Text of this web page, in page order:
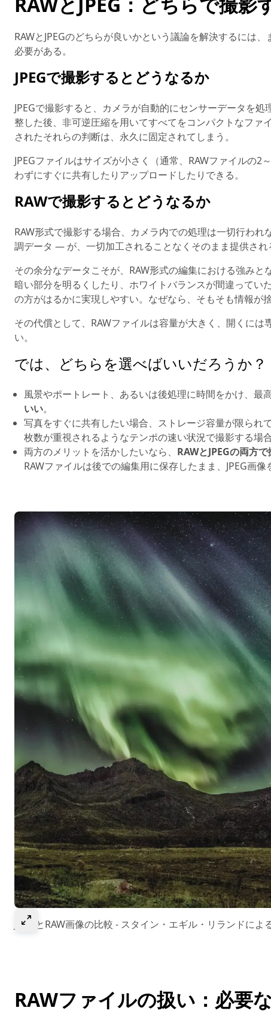
RAWとJPEGのどちらが良いかという議論を解決するには
必要がある。
JPEGで撮影するとどうなるか
JPEGで撮影すると、カメラが自動的にセンサーデータを
整した後、非可逆圧縮を用いてすべてをコンパクトなフ
されたそれらの判断は、永久に固定されてしまう。
JPEGファイルはサイズが小さく（通常、RAWファイルの
わずにすぐに共有したりアップロードしたりできる。
RAWで撮影するとどうなるか
RAW形式で撮影する場合、カメラ内での処理は一切行わ
調データ — が、一切加工されることなくそのまま提供され
その余分なデータこそが、RAW形式の編集における強み
暗い部分を明るくしたり、ホワイトバランスが間違ってい
の方がはるかに実現しやすい。なぜなら、そもそも情報が
その代償として、RAWファイルは容量が大きく、開くに
い。
では、どちらを選べばいいだろうか？
風景やポートレート、あるいは後処理に時間をかけ、最
いい。
写真をすぐに共有したい場合、ストレージ容量が限られ
枚数が重視されるようなテンポの速い状況で撮影する場合
両方のメリットを活かしたいなら、 RAWとJPEGの両方
RAWファイルは後での編集用に保存したまま、JPEG画像
Select to expand image
JPEGとRAW画像の比較 - スタイン・エギル・リランドに
RAWファイルの扱い：必要